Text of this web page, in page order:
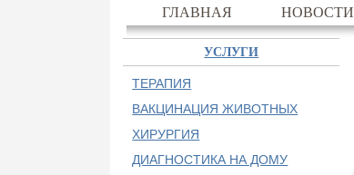
ГЛАВНАЯ НОВОСТИ
УСЛУГИ
ТЕРАПИЯ
ВАКЦИНАЦИЯ ЖИВОТНЫХ
ХИРУРГИЯ
ДИАГНОСТИКА НА ДОМУ